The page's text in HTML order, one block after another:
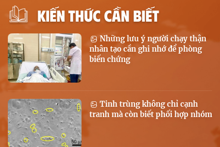
KIẾN THỨC CẦN BIẾT
Những lưu ý người chạy thận
nhân tạo cần ghi nhớ để phòng
biến chứng
Tinh trùng không chỉ cạnh
tranh mà còn biết phối hợp nhóm